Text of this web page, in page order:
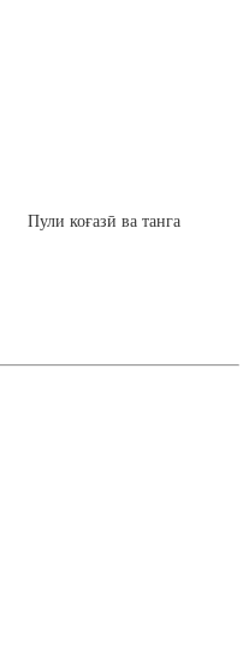
Пули коғазӣ ва танга